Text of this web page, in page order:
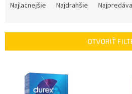
i
Najlacnejšie Najdrahšie
OTVORIŤ